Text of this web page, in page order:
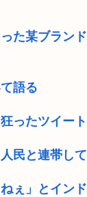
た某ブラン
語る
ったツイー
民と連帯し
ぇ」とイン